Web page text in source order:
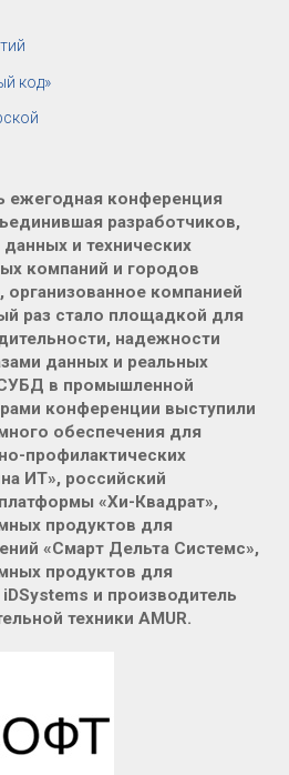
код»
ежегодная конференция
разработчиков,
и технических
компаний и городов
компанией
раз стало площадкой для
надежности
данных и реальных
в промышленной
конференции выступили
обеспечения для
профилактических
ИТ», российский
«Хи-Квадрат»,
продуктов для
«Смарт Дельта Системс»,
продуктов для
и производитель
техники AMUR.